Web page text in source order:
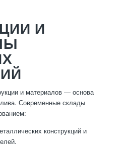
И
и материалов — основа
Современные склады
конструкций и